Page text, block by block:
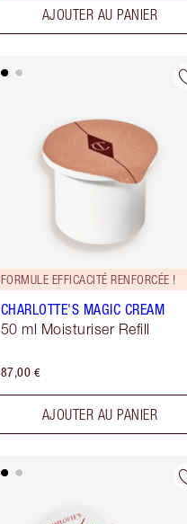
AJOUTER AU PANIER
FORMULE EFFICACITÉ RENFORCÉE !
CHARLOTTE'S MAGIC CREAM
50 ml Moisturiser Refill
87,00 €
AJOUTER AU PANIER